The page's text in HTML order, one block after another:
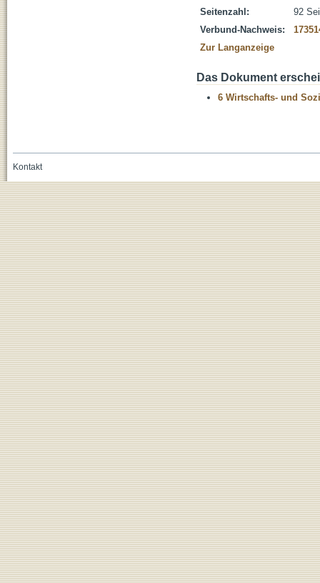
Seitenzahl:
92
Verbund-Nachweis:
Zur Langanzeige
Das Dokument
6 Wirtschafts- und
Kontakt